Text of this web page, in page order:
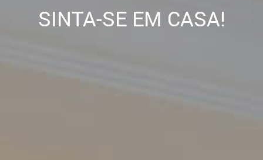
SINTA-SE EM CASA!